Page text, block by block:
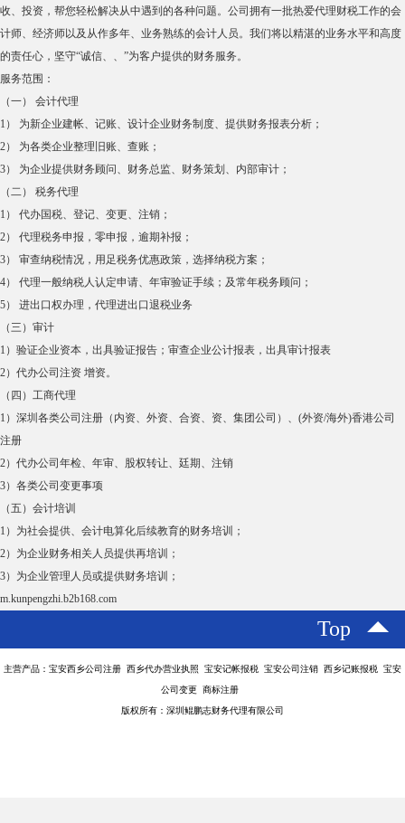
收、投资，帮您轻松解决从中遇到的各种问题。公司拥有一批热爱代理财税工作的会
计师、经济师以及从作多年、业务熟练的会计人员。我们将以精湛的业务水平和高度
的责任心，坚守“诚信、、”为客户提供的财务服务。
服务范围：
（一） 会计代理
1） 为新企业建帐、记账、设计企业财务制度、提供财务报表分析；
2） 为各类企业整理旧账、查账；
3） 为企业提供财务顾问、财务总监、财务策划、内部审计；
（二） 税务代理
1） 代办国税、登记、变更、注销；
2） 代理税务申报，零申报，逾期补报；
3） 审查纳税情况，用足税务优惠政策，选择纳税方案；
4） 代理一般纳税人认定申请、年审验证手续；及常年税务顾问；
5） 进出口权办理，代理进出口退税业务
（三）审计
1）验证企业资本，出具验证报告；审查企业公计报表，出具审计报表
2）代办公司注资 增资。
（四）工商代理
1）深圳各类公司注册（内资、外资、合资、资、集团公司）、(外资/海外)香港公司
注册
2）代办公司年检、年审、股权转让、廷期、注销
3）各类公司变更事项
（五）会计培训
1）为社会提供、会计电算化后续教育的财务培训；
2）为企业财务相关人员提供再培训；
3）为企业管理人员或提供财务培训；
m.kunpengzhi.b2b168.com
Top
主营产品：宝安西乡公司注册 西乡代办营业执照 宝安记帐报税 宝安公司注销 西乡记账报税 宝安
公司变更 商标注册
版权所有：深圳鲲鹏志财务代理有限公司